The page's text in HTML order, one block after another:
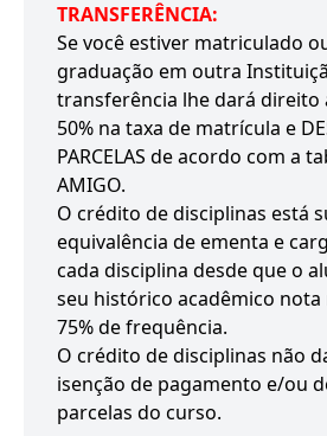
TRANSFERÊNCIA:
Se você estiver matriculado
graduação em outra
transferência lhe dará direito
50% na taxa de matrícula e
PARCELAS de acordo com a
AMIGO.
O crédito de disciplinas está
equivalência de ementa e
cada disciplina desde que o
seu histórico acadêmico nota
75% de frequência.
O crédito de disciplinas não
isenção de pagamento e/ou
parcelas do curso.